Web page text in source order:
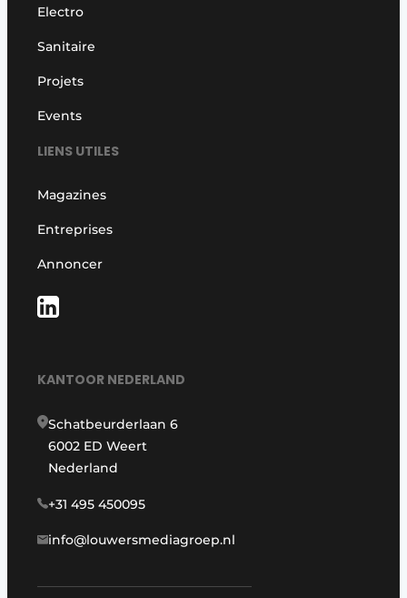
Electro
Sanitaire
Projets
Events
LIENS UTILES
Magazines
Entreprises
Annoncer
KANTOOR NEDERLAND
Schatbeurderlaan 6
6002 ED Weert
Nederland
+31 495 450095
info@louwersmediagroep.nl